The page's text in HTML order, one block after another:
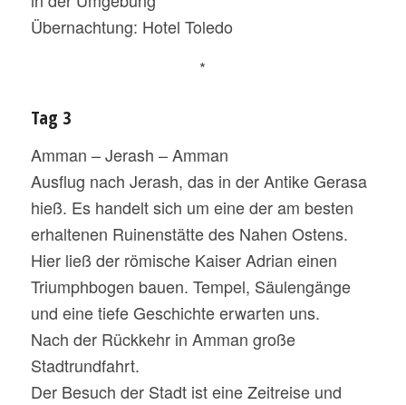
Übernachtung: Hotel Toledo
*
Tag 3
Amman – Jerash – Amman
Ausflug nach Jerash, das in der Antike Gerasa
hieß. Es handelt sich um eine der am besten
erhaltenen Ruinenstätte des Nahen Ostens.
Hier ließ der römische Kaiser Adrian einen
Triumphbogen bauen. Tempel, Säulengänge
und eine tiefe Geschichte erwarten uns.
Nach der Rückkehr in Amman große
Stadtrundfahrt.
Der Besuch der Stadt ist eine Zeitreise und